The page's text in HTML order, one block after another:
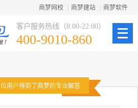
商梦网校 商梦建站 商梦软件
客户服务热线（8:00-22:00）
400-9010-860
位用户得到了商梦的专业解答